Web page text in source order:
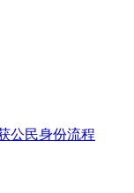
公民身份流程